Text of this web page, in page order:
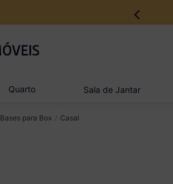
Quarto Sala de Jantar
Bases para Box Casal